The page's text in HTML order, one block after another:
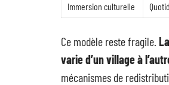
Immersion culturelle
Ce modèle reste fragile.
varie d’un village à
mécanismes de